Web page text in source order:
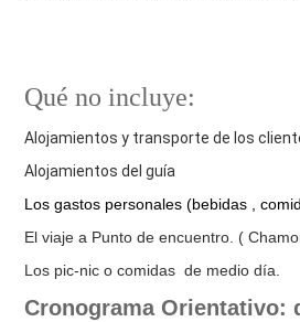
Qué no incluye:
Alojamientos y transporte de los
Alojamientos del guía
Los gastos personales (bebidas ,
El viaje a Punto de encuentro. (
Los pic-nic o comidas de medio día.
Cronograma Orientativo: